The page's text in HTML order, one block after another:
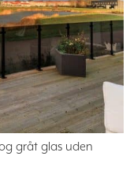
gråt glas uden